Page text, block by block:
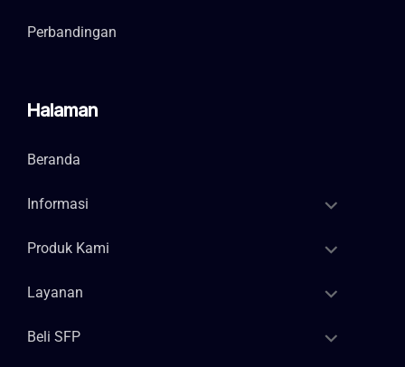
Perbandingan
Halaman
Beranda
Informasi
Produk Kami
Layanan
Beli SFP